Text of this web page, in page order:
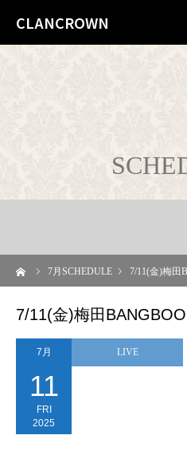
CLANCROWN
7月SCHEDULE 7/11(金)梅田
7/11(金)梅田
7月
11
FRI
2025
LIVE